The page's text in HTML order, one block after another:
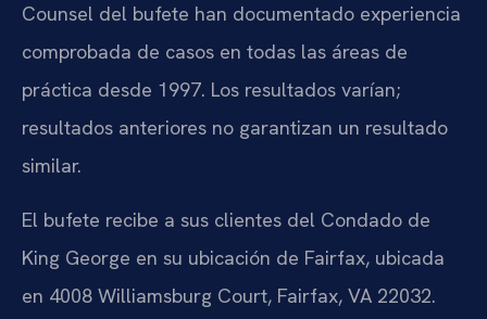
Counsel del bufete han documentado experiencia
comprobada de casos en todas las áreas de
práctica desde 1997. Los resultados varían;
resultados anteriores no garantizan un resultado
similar.
El bufete recibe a sus clientes del Condado de
King George en su ubicación de Fairfax, ubicada
en 4008 Williamsburg Court, Fairfax, VA 22032.